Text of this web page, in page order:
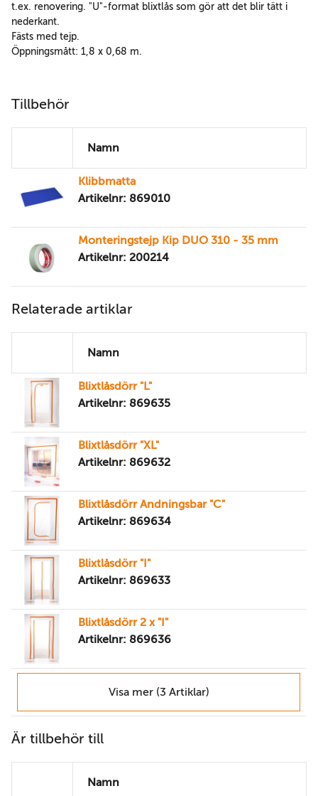
t.ex. renovering. "U"-format blixtlås som gör att det blir tätt i
nederkant.
Fästs med tejp.
Öppningsmått: 1,8 x 0,68 m.
Tillbehör
Namn
Klibbmatta
Artikelnr: 869010
Monteringstejp Kip DUO 310 - 35 mm
Artikelnr: 200214
Relaterade artiklar
Namn
Blixtlåsdörr "L"
Artikelnr: 869635
Blixtlåsdörr "XL"
Artikelnr: 869632
Blixtlåsdörr Andningsbar "C"
Artikelnr: 869634
Blixtlåsdörr "I"
Artikelnr: 869633
Blixtlåsdörr 2 x "I"
Artikelnr: 869636
Visa mer (3 Artiklar)
Är tillbehör till
Namn